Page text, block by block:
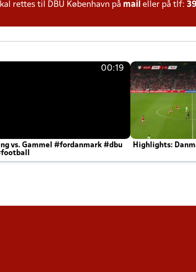
rettes til DBU København på mail eller på tlf:
00:19
vs. Gammel #fordanmark #dbu
Highlights: